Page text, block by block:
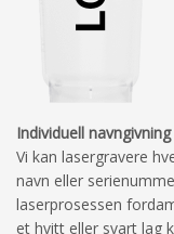
Individuell
Vi kan lasergravere
navn eller
laserprosessen
et hvitt eller svart lag